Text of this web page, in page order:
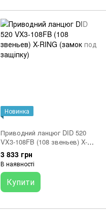
Новинка
Приводний ланцюг DID 520
VX3-108FB (108 звеньев) X-
RING (замок под защіпку)
3 833 грн
В наявності
Купити